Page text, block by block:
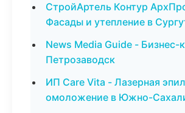
СтройАртель Контур
Фасады и утепление в
News Media Guide - Бизнес-
Петрозаводск
ИП Care Vita - Лазерная
омоложение в Южно-